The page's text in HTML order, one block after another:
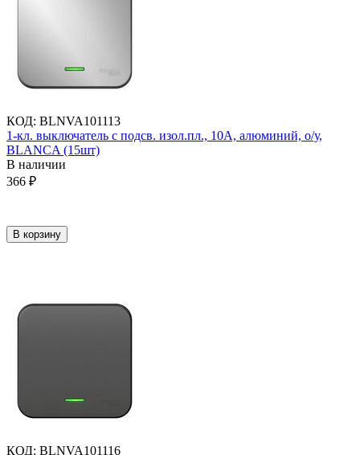
КОД: BLNVA101113
1-кл. выключатель с подсв. изол.пл., 10А, алюминий, о/у,
BLANCA (15шт)
В наличии
366 ₽
В корзину
КОД: BLNVA101116